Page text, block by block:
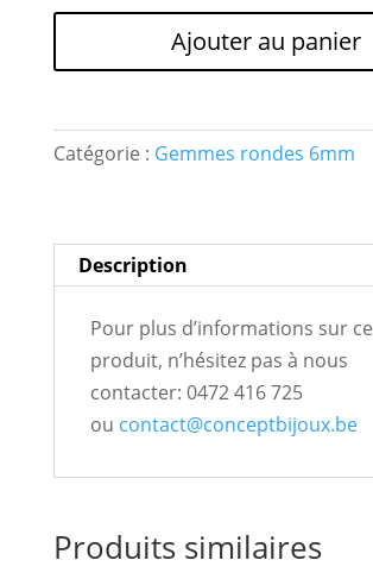
Perle
6mm*
Ajouter au panier
e
r
t
e
:
Catégorie : Gemmes rondes 6mm
Description
Pour plus d’informations sur ce
produit, n’hésitez pas à nous
contacter: 0472 416 725
ou contact@conceptbijoux.be
Produits similaires